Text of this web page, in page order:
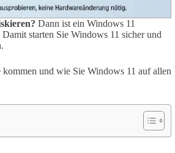
Dann ist ein Windows 11
starten Sie Windows 11 sicher und
und wie Sie Windows 11 auf allen